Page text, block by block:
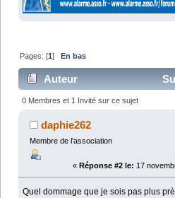
Pages: [1] En bas
Auteur
dans le Vaucluse (Lu 10402
0 Membres et 1 Invité sur ce sujet
daphie262
Membre de l'association
« Réponse #2 le: 17
Quel dommage que je sois pas plus